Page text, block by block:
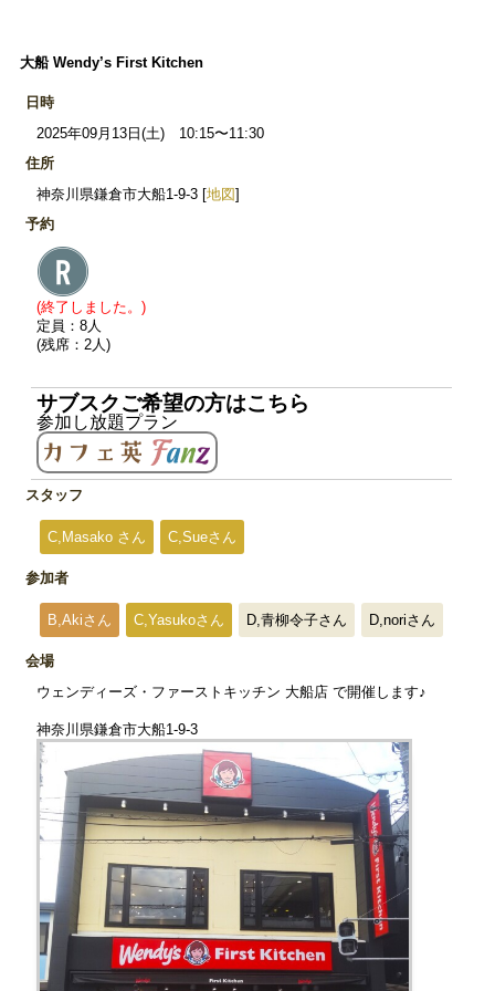
大船 Wendy’s First Kitchen
日時
2025年09月13日(土) 10:15〜11:30
住所
神奈川県鎌倉市大船1-9-3 [地図]
予約
(終了しました。)
定員：8人
(残席：2人)
サブスクご希望の方はこちら
参加し放題プラン
スタッフ
C,Masako さん C,Sueさん
参加者
B,Akiさん C,Yasukoさん D,青柳令子さん D,noriさん
会場
ウェンディーズ・ファーストキッチン 大船店 で開催します♪
神奈川県鎌倉市大船1-9-3